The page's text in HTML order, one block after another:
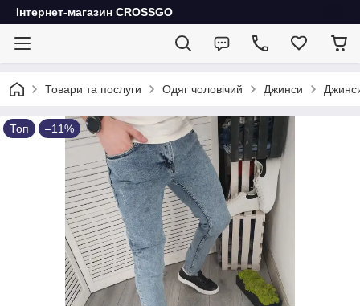
Інтернет-магазин CROSSGO
Товари та послуги Одяг чоловічий Джинси
Топ –11%